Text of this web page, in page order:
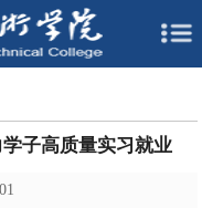
子高质量实习就业